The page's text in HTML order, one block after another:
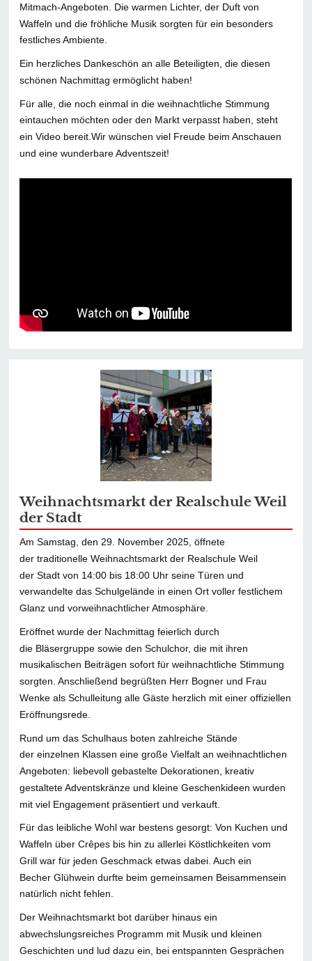
Mitmach-Angeboten. Die warmen Lichter, der Duft von
Waffeln und die fröhliche Musik sorgten für ein besonders
festliches Ambiente.
Ein herzliches Dankeschön an alle Beteiligten, die diesen
schönen Nachmittag ermöglicht haben!
Für alle, die noch einmal in die weihnachtliche Stimmung
eintauchen möchten oder den Markt verpasst haben, steht
ein Video bereit.Wir wünschen viel Freude beim Anschauen
und eine wunderbare Adventszeit!
Weihnachtsmarkt der Realschule Weil
der Stadt
Am Samstag, den 29. November 2025, öffnete
der traditionelle Weihnachtsmarkt der Realschule Weil
der Stadt von 14:00 bis 18:00 Uhr seine Türen und
verwandelte das Schulgelände in einen Ort voller festlichem
Glanz und vorweihnachtlicher Atmosphäre.
Eröffnet wurde der Nachmittag feierlich durch
die Bläsergruppe sowie den Schulchor, die mit ihren
musikalischen Beiträgen sofort für weihnachtliche Stimmung
sorgten. Anschließend begrüßten Herr Bogner und Frau
Wenke als Schulleitung alle Gäste herzlich mit einer offiziellen
Eröffnungsrede.
Rund um das Schulhaus boten zahlreiche Stände
der einzelnen Klassen eine große Vielfalt an weihnachtlichen
Angeboten: liebevoll gebastelte Dekorationen, kreativ
gestaltete Adventskränze und kleine Geschenkideen wurden
mit viel Engagement präsentiert und verkauft.
Für das leibliche Wohl war bestens gesorgt: Von Kuchen und
Waffeln über Crêpes bis hin zu allerlei Köstlichkeiten vom
Grill war für jeden Geschmack etwas dabei. Auch ein
Becher Glühwein durfte beim gemeinsamen Beisammensein
natürlich nicht fehlen.
Der Weihnachtsmarkt bot darüber hinaus ein
abwechslungsreiches Programm mit Musik und kleinen
Geschichten und lud dazu ein, bei entspannten Gesprächen